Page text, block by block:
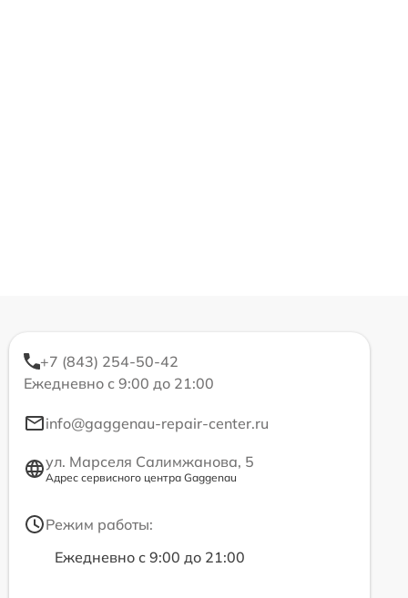
+7 (843) 254-50-42
Ежедневно с 9:00 до 21:00
info@gaggenau-repair-center.ru
ул. Марселя Салимжанова, 5
Адрес сервисного центра Gaggenau
Режим работы:
Ежедневно с 9:00 до 21:00